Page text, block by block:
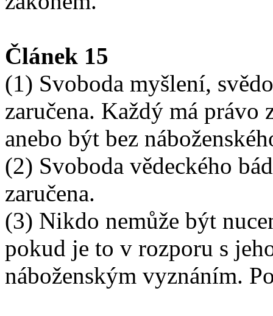
Článek 15
(1) Svoboda myšlení,
zaručena. Každý má právo
anebo být bez
(2) Svoboda vědeckého
zaručena.
(3) Nikdo nemůže být
pokud je to v rozporu s
náboženským vyznáním.